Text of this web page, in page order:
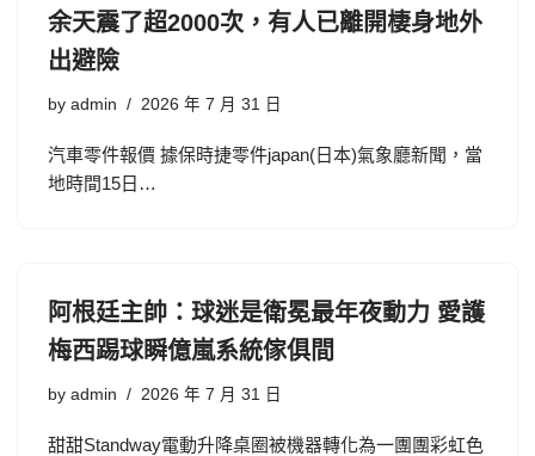
余天震了超2000次，有人已離開棲身地外
出避險
by admin 2026 年 7 月 31 日
汽車零件報價 據保時捷零件japan(日本)氣象廳新聞，當
地時間15日…
阿根廷主帥：球迷是衛冕最年夜動力 愛護
梅西踢球瞬億嵐系統傢俱間
by admin 2026 年 7 月 31 日
甜甜Standway電動升降桌圈被機器轉化為一團團彩虹色